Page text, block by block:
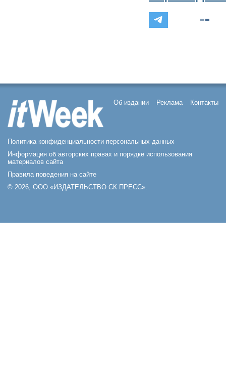
Об издании Реклама Контакты
Политика конфиденциальности персональных данных
Информация об авторских правах и порядке использования
материалов сайта
Правила поведения на сайте
© 2026, ООО «ИЗДАТЕЛЬСТВО СК ПРЕСС».